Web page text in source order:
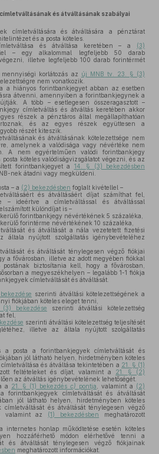
és átváltásának szabályai
címletváltására és átváltására a pénztárat
és a posta köteles.
és átváltása keretében – a (3)
– egy alkalommal legfeljebb 50 darab
illetve legfeljebb 100 darab forintérmét
korlátozás az új MNB tv. 23. § (3)
nem vonatkozik.
a hiányos forintbankjegyet abban az esetben
átvenni, amennyiben a forintbankjegynek a
A több – esetlegesen összeragasztott –
címletváltás és átváltás keretében akkor
részek a pénztáros által megállapíthatóan
és az egyes részek együttesen a
részét kiteszik.
és átváltásának kötelezettsége nem
amelynek a valódisága vagy névértéke nem
A nem egyértelműen valódi forintbankjegy
köteles valódiságvizsgálatot végezni, és az
forintbankjegyet a 14. § (3) bekezdésben
nek átadni vagy megküldeni.
– a (2) bekezdésben foglalt kivétellel –
és átváltásáért díjat számíthat fel,
– ideértve a címletváltással és átváltással
különdíjat is –
forintbankjegy névértékének 5 százaléka,
forintérme névértékének 10 százaléka,
és átváltását a nála vezetetett fizetési
általa nyújtott szolgáltatás igénybevételéhez
és átváltását ténylegesen végző fiókjai
a fővárosban, illetve az adott megyében fiókkal
biztosítania kell, hogy a fővárosban,
a megyeszékhelyen – legalább 1-1 fiókja
címletváltását és átváltását.
szerinti átváltási kötelezettségének a
fiókjában köteles eleget tenni,
bekezdése szerinti átváltási kötelezettség
fel,
szerinti átváltási kötelezettség teljesítését
illetve az általa nyújtott szolgáltatás
posta a forintbankjegyek címletváltását és
jól látható helyen, hirdetményben köteles
és átváltása tekintetében a 21. § (1)
feltételeket és díjat, valamint a 21. § (2)
az átváltás igénybevételének lehetőségét.
a 21. § (1) bekezdés c) pontja , valamint a (2)
forintbankjegyek címletváltását és átváltását
jól látható helyen, hirdetményben köteles
és átváltását ténylegesen végző
valamint az (1) bekezdésben meghatározott
internetes honlap működtetése esetén köteles
hozzáférhető módon elérhetővé tenni a
és átváltását ténylegesen végző fiókjainak
meghatározott információkat.